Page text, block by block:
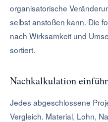
organisatorische
selbst anstoßen kann. Die
nach Wirksamkeit und
sortiert.
Nachkalkulation
Jedes abgeschlossene
Vergleich. Material, Lohn,